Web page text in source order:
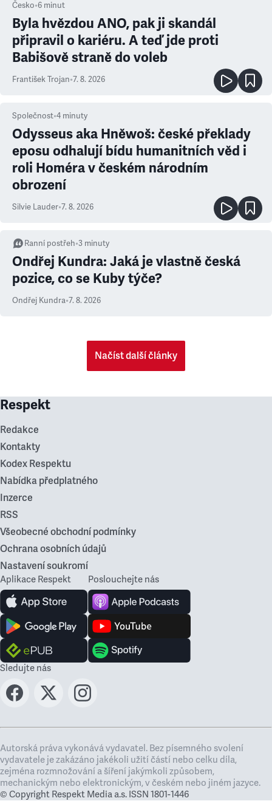
Česko•6 minut
Byla hvězdou ANO, pak ji skandál
připravil o kariéru. A teď jde proti
Babišově straně do voleb
František Trojan•7. 8. 2026
Společnost•4 minuty
Odysseus aka Hněwoš: české překlady
eposu odhalují bídu humanitních věd i
roli Homéra v českém národním
obrození
Silvie Lauder•7. 8. 2026
Ranní postřeh•3 minuty
Ondřej Kundra: Jaká je vlastně česká
pozice, co se Kuby týče?
Ondřej Kundra•7. 8. 2026
Načíst další články
Respekt
Redakce
Kontakty
Kodex Respektu
Nabídka předplatného
Inzerce
RSS
Všeobecné obchodní podmínky
Ochrana osobních údajů
Nastavení soukromí
Aplikace Respekt Poslouchejte nás
Sledujte nás
Autorská práva vykonává vydavatel. Bez písemného svolení
vydavatele je zakázáno jakékoli užití částí nebo celku díla,
zejména rozmnožování a šíření jakýmkoli způsobem,
mechanickým nebo elektronickým, v českém nebo jiném jazyce.
© Copyright Respekt Media a.s. ISSN 1801-1446